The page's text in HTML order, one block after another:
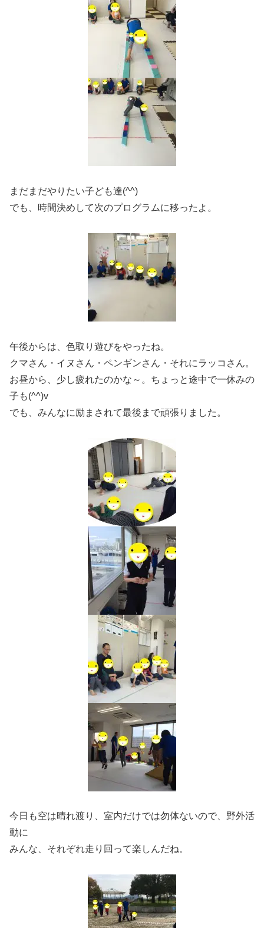
まだまだやりたい子ども達(^^)
でも、時間決めして次のプログラムに移ったよ。
午後からは、色取り遊びをやったね。
クマさん・イヌさん・ペンギンさん・それにラッコさん。
お昼から、少し疲れたのかな～。ちょっと途中で一休みの
子も(^^)v
でも、みんなに励まされて最後まで頑張りました。
今日も空は晴れ渡り、室内だけでは勿体ないので、野外活
動に
みんな、それぞれ走り回って楽しんだね。